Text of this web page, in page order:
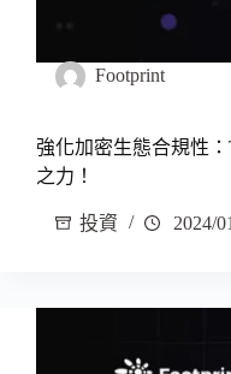
Footprint
強化加密生態合規性：
之力！
投資 2024/